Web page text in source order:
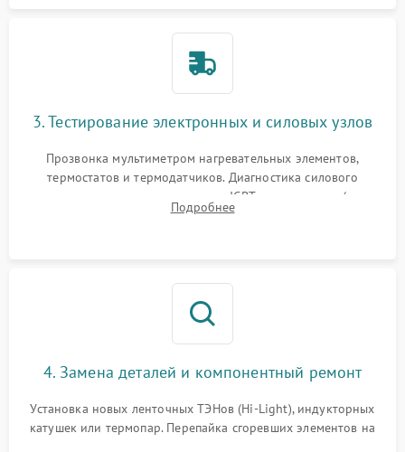
3. Тестирование электронных и силовых узлов
Прозвонка мультиметром нагревательных элементов,
термостатов и термодатчиков. Диагностика силового
модуля, реле, диодных мостов и IGBT-транзисторов (для
индукции). Проверка кранов и газ-контроля (для газовых
Подробнее
4. Замена деталей и компонентный ремонт
Установка новых ленточных ТЭНов (Hi-Light), индукторных
катушек или термопар. Перепайка сгоревших элементов на